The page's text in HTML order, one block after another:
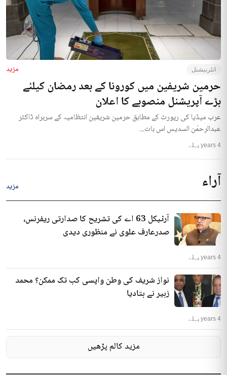
انٹرنیشنل مزید
حرمین شریفین میں کورونا کے بعد رمضان کیلئے
بڑے آپریشنل منصوبے کا اعلان
عرب میڈیا کی رپورٹ کے مطابق حرمین شریفین انتظامیہ کے سربراہ ڈاکٹر
عبدالرحمٰن السدیس اس بات...
4 years پہلے
آراء مزید
آرٹیکل 63 اے کی تشریح کا صدارتی ریفرنس،
صدرعارف علوی نے منظوری دیدی
4 years پہلے
نواز شریف کی وطن واپسی کب تک ممکن؟ محمد
زبیر نے بتادیا
4 years پہلے
مزید کالم پڑھیں